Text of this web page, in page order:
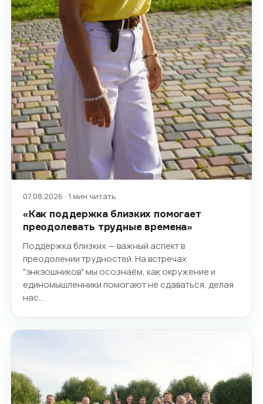
07.08.2026 · 1 мин читать
«Как поддержка близких помогает
преодолевать трудные времена»
Поддержка близких — важный аспект в
преодолении трудностей. На встречах
"энкэошников" мы осознаём, как окружение и
единомышленники помогают не сдаваться, делая
нас…